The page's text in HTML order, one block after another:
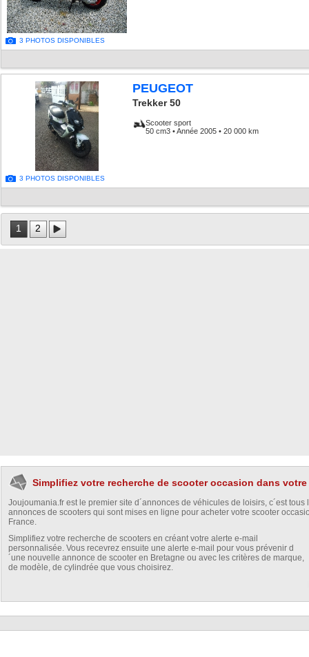
3 PHOTOS DISPONIBLES
3 PHOTOS DISPONIBLES
PEUGEOT
Trekker 50
Scooter sport
50 cm3 • Année 2005 • 20 000 km
1 2
Simplifiez votre recherche de scooter occasion dans
Joujoumania.fr est le premier site d´annonces de véhicules de loisirs, c´est
annonces de scooters qui sont mises en ligne pour acheter votre scooter
France.
Simplifiez votre recherche de scooters en créant votre alerte e-mail
personnalisée. Vous recevrez ensuite une alerte e-mail pour vous prévenir d
´une nouvelle annonce de scooter en Bretagne ou avec les critères de marque,
de modèle, de cylindrée que vous choisirez.